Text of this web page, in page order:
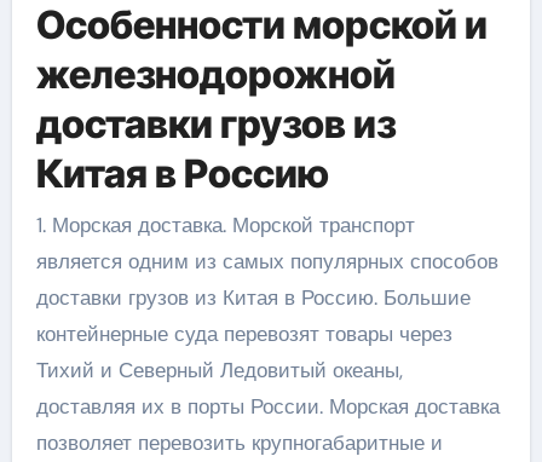
Особенности морской и
железнодорожной
доставки грузов из
Китая в Россию
1. Морская доставка. Морской транспорт
является одним из самых популярных способов
доставки грузов из Китая в Россию. Большие
контейнерные суда перевозят товары через
Тихий и Северный Ледовитый океаны,
доставляя их в порты России. Морская доставка
позволяет перевозить крупногабаритные и